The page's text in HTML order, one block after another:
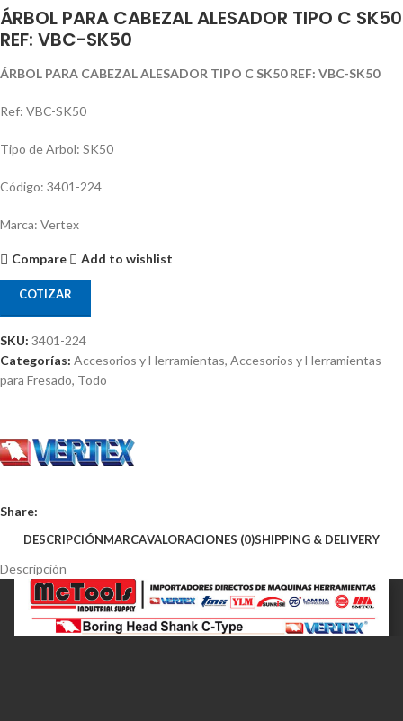
ÁRBOL PARA CABEZAL ALESADOR TIPO C SK50
REF: VBC-SK50
ÁRBOL PARA CABEZAL ALESADOR TIPO C SK50 REF: VBC-SK50
Ref: VBC-SK50
Tipo de Arbol: SK50
Código: 3401-224
Marca: Vertex
Compare Add to wishlist
COTIZAR
SKU: 3401-224
Categorías: Accesorios y Herramientas, Accesorios y Herramientas
para Fresado, Todo
Share:
DESCRIPCIÓNMARCAVALORACIONES (0)SHIPPING & DELIVERY
Descripción